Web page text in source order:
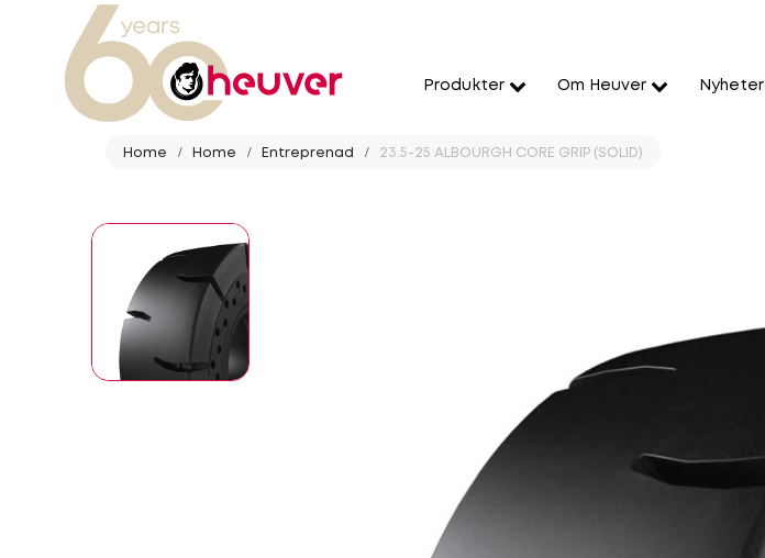
Produkter Om Heuver Nyheter
Home Home Entreprenad 23.5-25 ALBOURGH CORE GRIP (SOLID)